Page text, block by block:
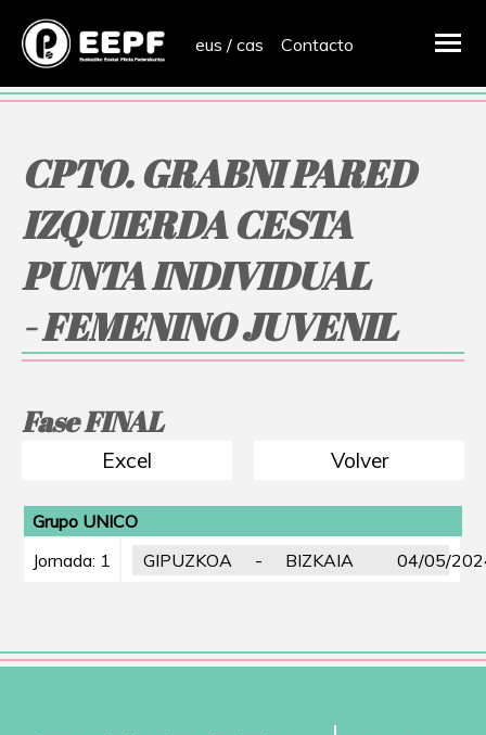
eus / cas Contacto
CPTO. GRABNI PARED
IZQUIERDA CESTA
PUNTA INDIVIDUAL
- FEMENINO JUVENIL
Fase FINAL
Excel Volver
Grupo UNICO
Jornada: 1
GIPUZKOA - BIZKAIA 04/05/